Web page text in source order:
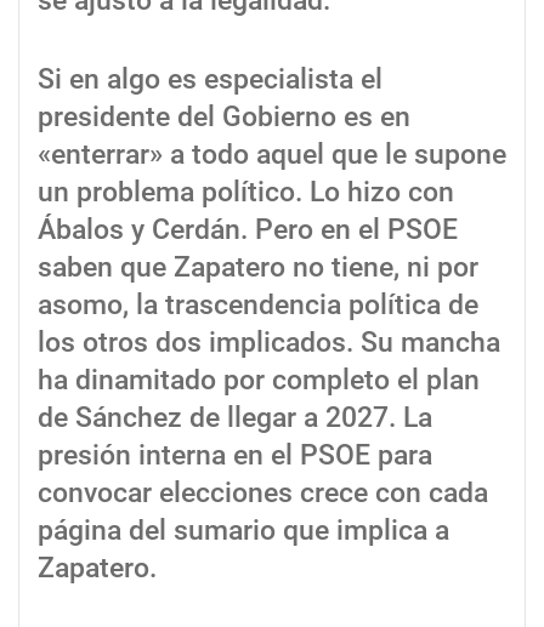
Si en algo es especialista el
presidente del Gobierno es en
«enterrar» a todo aquel que le supone
un problema político. Lo hizo con
Ábalos y Cerdán. Pero en el PSOE
saben que Zapatero no tiene, ni por
asomo, la trascendencia política de
los otros dos implicados. Su mancha
ha dinamitado por completo el plan
de Sánchez de llegar a 2027. La
presión interna en el PSOE para
convocar elecciones crece con cada
página del sumario que implica a
Zapatero.